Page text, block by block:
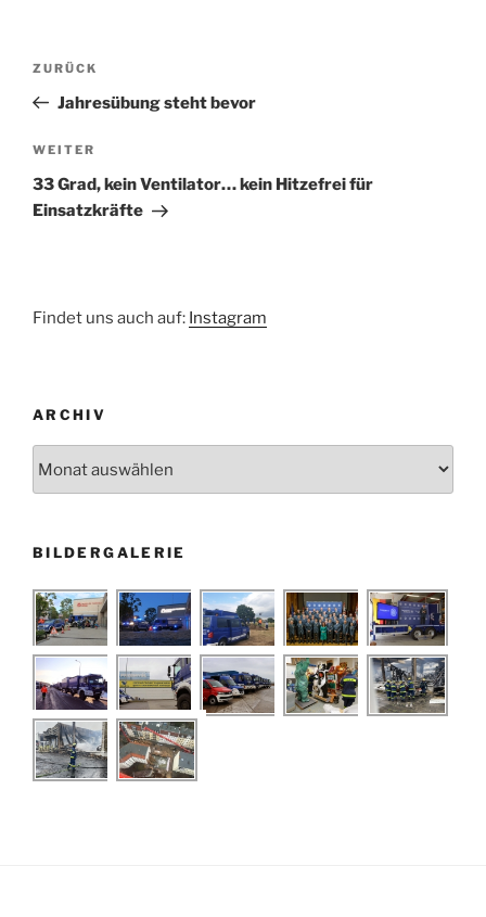
Beitragsnavigation
Vorheriger
Beitrag
ZURÜCK
Jahresübung steht bevor
Nächster
Beitrag
WEITER
33 Grad, kein Ventilator… kein Hitzefrei für
Einsatzkräfte
Findet uns auch auf: Instagram
ARCHIV
BILDERGALERIE